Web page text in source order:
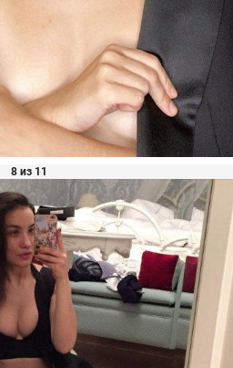
8 из 11